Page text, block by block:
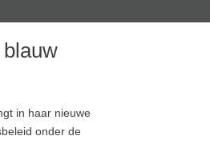
in haar nieuwe
onder de